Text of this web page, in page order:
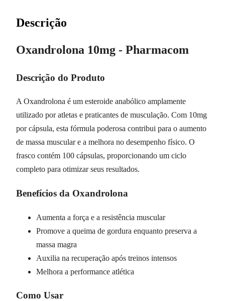
Descrição
Oxandrolona 10mg - Pharmacom
Descrição do Produto
A Oxandrolona é um esteroide anabólico amplamente
utilizado por atletas e praticantes de musculação. Com 10mg
por cápsula, esta fórmula poderosa contribui para o aumento
de massa muscular e a melhora no desempenho físico. O
frasco contém 100 cápsulas, proporcionando um ciclo
completo para otimizar seus resultados.
Benefícios da Oxandrolona
Aumenta a força e a resistência muscular
Promove a queima de gordura enquanto preserva a
massa magra
Auxilia na recuperação após treinos intensos
Melhora a performance atlética
Como Usar